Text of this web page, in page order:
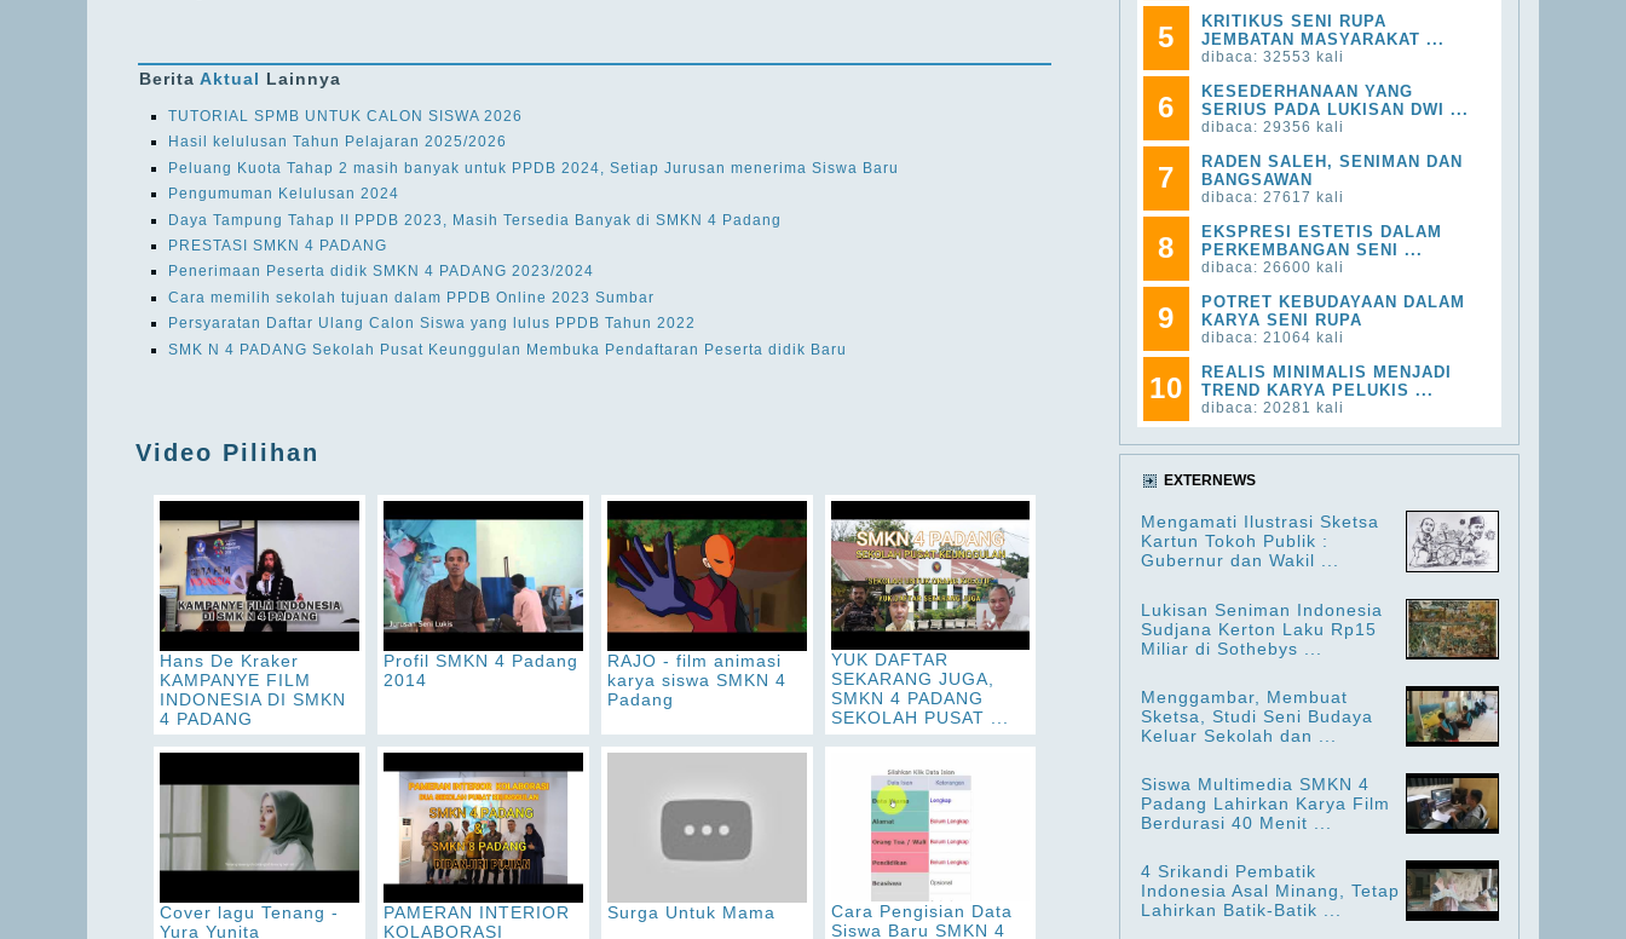
Berita Aktual Lainnya
TUTORIAL SPMB UNTUK CALON SISWA 2026
Hasil kelulusan Tahun Pelajaran 2025/2026
Peluang Kuota Tahap 2 masih banyak untuk PPDB 2024, Setiap Jurusan menerima Siswa Baru
Pengumuman Kelulusan 2024
Daya Tampung Tahap II PPDB 2023, Masih Tersedia Banyak di SMKN 4 Padang
PRESTASI SMKN 4 PADANG
Penerimaan Peserta didik SMKN 4 PADANG 2023/2024
Cara memilih sekolah tujuan dalam PPDB Online 2023 Sumbar
Persyaratan Daftar Ulang Calon Siswa yang lulus PPDB Tahun 2022
SMK N 4 PADANG Sekolah Pusat Keunggulan Membuka Pendaftaran Peserta didik Baru
Video Pilihan
Hans De Kraker
KAMPANYE FILM
INDONESIA DI SMKN
4 PADANG
Profil SMKN 4 Padang
2014
RAJO - film animasi
karya siswa SMKN 4
Padang
YUK DAFTAR
SEKARANG JUGA,
SMKN 4 PADANG
SEKOLAH PUSAT ...
Cover lagu Tenang -
Yura Yunita
PAMERAN INTERIOR
KOLABORASI
Surga Untuk Mama
Cara Pengisian Data
Siswa Baru SMKN 4
5
KRITIKUS SENI RUPA
JEMBATAN MASYARAKAT ...
dibaca: 32553 kali
6
KESEDERHANAAN YANG
SERIUS PADA LUKISAN DWI ...
dibaca: 29356 kali
7
RADEN SALEH, SENIMAN DAN
BANGSAWAN
dibaca: 27617 kali
8
EKSPRESI ESTETIS DALAM
PERKEMBANGAN SENI ...
dibaca: 26600 kali
9
POTRET KEBUDAYAAN DALAM
KARYA SENI RUPA
dibaca: 21064 kali
10
REALIS MINIMALIS MENJADI
TREND KARYA PELUKIS ...
dibaca: 20281 kali
EXTERNEWS
Mengamati Ilustrasi Sketsa
Kartun Tokoh Publik :
Gubernur dan Wakil ...
Lukisan Seniman Indonesia
Sudjana Kerton Laku Rp15
Miliar di Sothebys ...
Menggambar, Membuat
Sketsa, Studi Seni Budaya
Keluar Sekolah dan ...
Siswa Multimedia SMKN 4
Padang Lahirkan Karya Film
Berdurasi 40 Menit ...
4 Srikandi Pembatik
Indonesia Asal Minang, Tetap
Lahirkan Batik-Batik ...